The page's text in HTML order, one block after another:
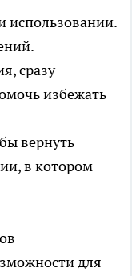
использовании.
сразу
избежать
вернуть
в котором
для